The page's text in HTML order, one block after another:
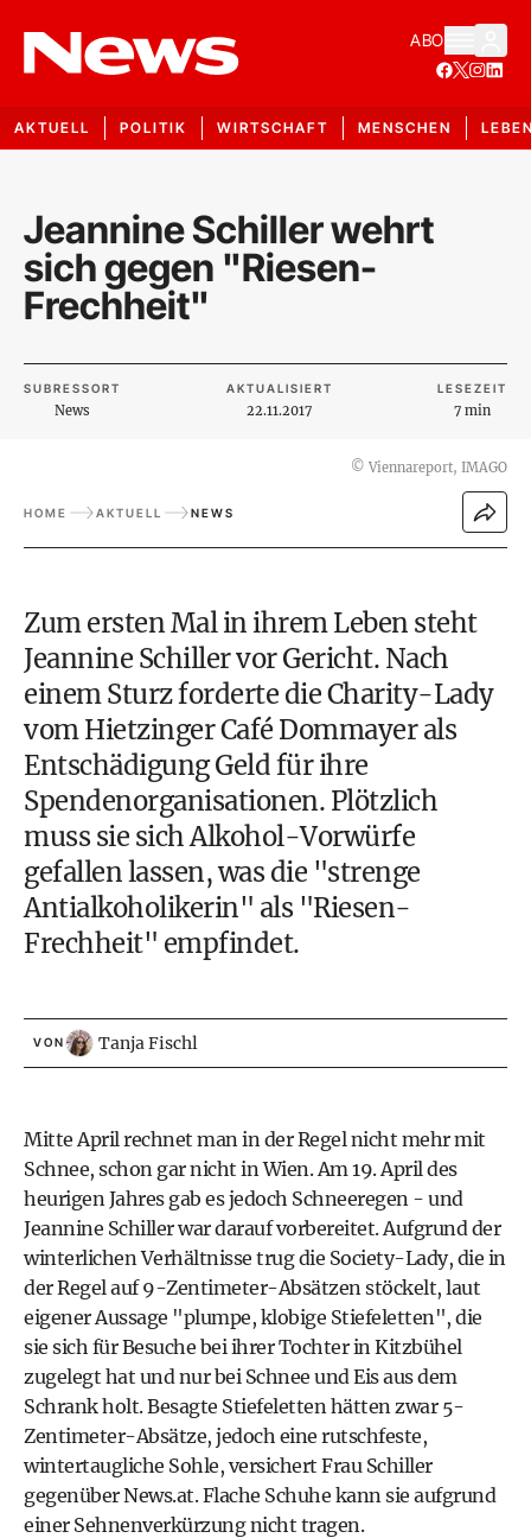
ABO
AKTUELL POLITIK WIRTSCHAFT MENSCHEN
Jeannine Schiller wehrt
sich gegen "Riesen-
Frechheit"
SUBRESSORT
News
AKTUALISIERT
22.11.2017
LESEZEIT
7 min
© Viennareport, IMAGO
HOME AKTUELL NEWS
Zum ersten Mal in ihrem Leben steht
Jeannine Schillervor Gericht. Nach
einem Sturz forderte die Charity-Lady
vom Hietzinger Café Dommayer als
Entschädigung Geld für ihre
Spendenorganisationen. Plötzlich
muss sie sich Alkohol-Vorwürfe
gefallen lassen, was die "strenge
Antialkoholikerin" als "Riesen-
Frechheit" empfindet.
VON Tanja Fischl
Mitte April rechnet man in der Regel nicht mehr mit
Schnee, schon gar nicht in Wien. Am 19. April des
heurigen Jahres gab es jedoch Schneeregen - und
Jeannine Schiller war darauf vorbereitet. Aufgrund der
winterlichen Verhältnisse trug die Society-Lady, die in
der Regel auf 9-Zentimeter-Absätzen stöckelt, laut
eigener Aussage "plumpe, klobige Stiefeletten", die
sie sich für Besuche bei ihrer Tochter in Kitzbühel
zugelegt hat und nur bei Schnee und Eis aus dem
Schrank holt. Besagte Stiefeletten hätten zwar 5-
Zentimeter-Absätze, jedoch eine rutschfeste,
wintertaugliche Sohle, versichert Frau Schiller
gegenüber News.at. Flache Schuhe kann sie aufgrund
einer Sehnenverkürzung nicht tragen.